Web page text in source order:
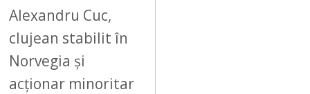
Alexandru Cuc,
clujean stabilit în
Norvegia și
acționar minoritar